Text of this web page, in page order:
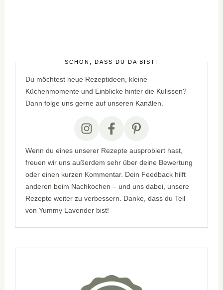
SCHÖN, DASS DU DA BIST!
Du möchtest neue Rezeptideen, kleine
Küchenmomente und Einblicke hinter die Kulissen?
Dann folge uns gerne auf unseren Kanälen.
Wenn du eines unserer Rezepte ausprobiert hast,
freuen wir uns außerdem sehr über deine Bewertung
oder einen kurzen Kommentar. Dein Feedback hilft
anderen beim Nachkochen – und uns dabei, unsere
Rezepte weiter zu verbessern. Danke, dass du Teil
von Yummy Lavender bist!